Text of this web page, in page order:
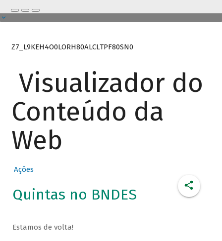
Z7_L9KEH4O0LORH80ALCLTPF80SN0
Visualizador do
Conteúdo da
Web
Ações
Quintas no BNDES
Estamos de volta!